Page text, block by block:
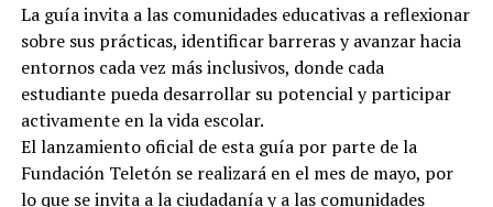
La guía invita a las comunidades educativas a reflexionar
sobre sus prácticas, identificar barreras y avanzar hacia
entornos cada vez más inclusivos, donde cada
estudiante pueda desarrollar su potencial y participar
activamente en la vida escolar.
El lanzamiento oficial de esta guía por parte de la
Fundación Teletón se realizará en el mes de mayo, por
lo que se invita a la ciudadanía y a las comunidades